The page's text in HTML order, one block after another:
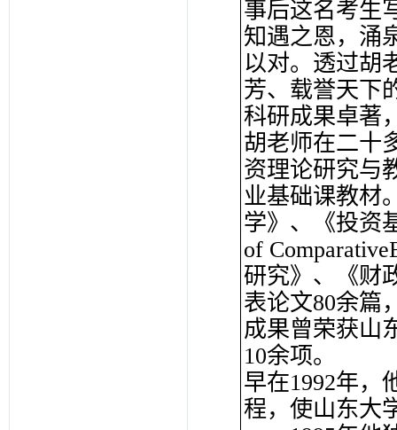
事后这名考生
知遇之恩，涌
以对。透过胡
芳、载誉天下
科研成果卓著
胡老师在二十
资理论研究与
业基础课教材
学》、《投资
of
研究》、《财
表论文80余篇
成果曾荣获山
10余项。
早在1992年，
程，使山东大